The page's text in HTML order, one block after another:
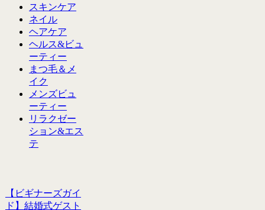
スキンケア
ネイル
ヘアケア
ヘルス&ビュ
ーティー
まつ毛＆メ
イク
メンズビュ
ーティー
リラクゼー
ション&エス
テ
【ビギナーズガイ
ド】結婚式ゲスト